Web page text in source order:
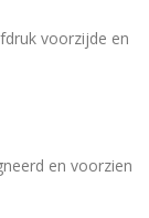
voorzijde en
en voorzien